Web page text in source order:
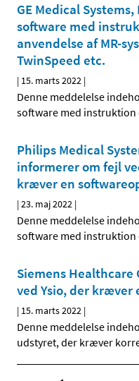
GE Medical
software med
anvendelse af MR-
TwinSpeed etc.
| 15. marts 2022 |
Denne meddelelse
software med
Philips Medical
informerer om fejl
kræver en
|23. maj 2022 |
Denne meddelelse
software med
Siemens
ved Ysio, der
| 15. marts 2022 |
Denne meddelelse
udstyret, der kræver